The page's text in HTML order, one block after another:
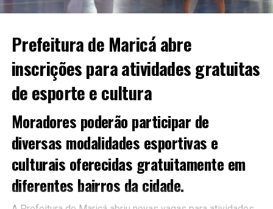
Prefeitura de Maricá abre
inscrições para atividades gratuitas
de esporte e cultura
Moradores poderão participar de
diversas modalidades esportivas e
culturais oferecidas gratuitamente em
diferentes bairros da cidade.